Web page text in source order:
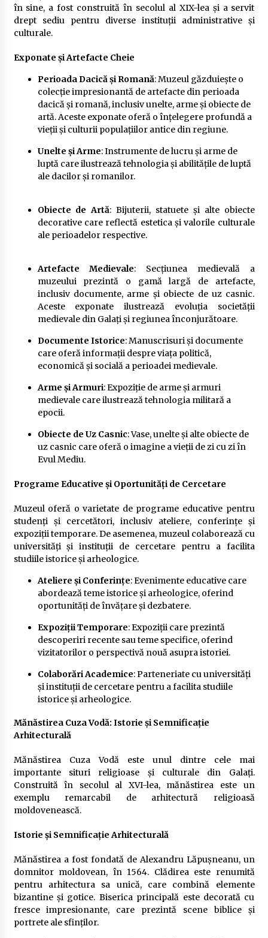
în sine, a fost construită în secolul al XIX-lea și a servit
drept sediu pentru diverse instituții administrative și
culturale.
Exponate și Artefacte Cheie
Perioada Dacică și Romană: Muzeul găzduiește o
colecție impresionantă de artefacte din perioada
dacică și romană, inclusiv unelte, arme și obiecte de
artă. Aceste exponate oferă o înțelegere profundă a
vieții și culturii populațiilor antice din regiune.
Unelte și Arme: Instrumente de lucru și arme de
luptă care ilustrează tehnologia și abilitățile de luptă
ale dacilor și romanilor.
Obiecte de Artă: Bijuterii, statuete și alte obiecte
decorative care reflectă estetica și valorile culturale
ale perioadelor respective.
Artefacte Medievale: Secțiunea medievală a
muzeului prezintă o gamă largă de artefacte,
inclusiv documente, arme și obiecte de uz casnic.
Aceste exponate ilustrează evoluția societății
medievale din Galați și regiunea înconjurătoare.
Documente Istorice: Manuscrisuri și documente
care oferă informații despre viața politică,
economică și socială a perioadei medievale.
Arme și Armuri: Expoziție de arme și armuri
medievale care ilustrează tehnologia militară a
epocii.
Obiecte de Uz Casnic: Vase, unelte și alte obiecte de
uz casnic care oferă o imagine a vieții de zi cu zi în
Evul Mediu.
Programe Educative și Oportunități de Cercetare
Muzeul oferă o varietate de programe educative pentru
studenți și cercetători, inclusiv ateliere, conferințe și
expoziții temporare. De asemenea, muzeul colaborează cu
universități și instituții de cercetare pentru a facilita
studiile istorice și arheologice.
Ateliere și Conferințe: Evenimente educative care
abordează teme istorice și arheologice, oferind
oportunități de învățare și dezbatere.
Expoziții Temporare: Expoziții care prezintă
descoperiri recente sau teme specifice, oferind
vizitatorilor o perspectivă nouă asupra istoriei.
Colaborări Academice: Parteneriate cu universități
și instituții de cercetare pentru a facilita studiile
istorice și arheologice.
Mănăstirea Cuza Vodă: Istorie și Semnificație
Arhitecturală
Mănăstirea Cuza Vodă este unul dintre cele mai
importante situri religioase și culturale din Galați.
Construită în secolul al XVI-lea, mănăstirea este un
exemplu remarcabil de arhitectură religioasă
moldovenească.
Istorie și Semnificație Arhitecturală
Mănăstirea a fost fondată de Alexandru Lăpușneanu, un
domnitor moldovean, în 1564. Clădirea este renumită
pentru arhitectura sa unică, care combină elemente
bizantine și gotice. Biserica principală este decorată cu
fresce impresionante, care prezintă scene biblice și
portrete ale sfinților.